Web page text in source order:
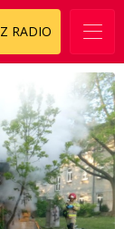
RADIO